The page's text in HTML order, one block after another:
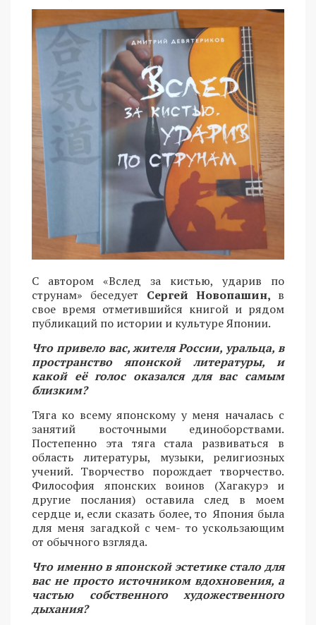
С автором «Вслед за кистью, ударив по
струнам» беседует Сергей Новопашин, в
свое время отметившийся книгой и рядом
публикаций по истории и культуре Японии.
Что привело вас, жителя России, уральца, в
пространство японской литературы, и
какой её голос оказался для вас самым
близким?
Тяга ко всему японскому у меня началась с
занятий восточными единоборствами.
Постепенно эта тяга стала развиваться в
область литературы, музыки, религиозных
учений. Творчество порождает творчество.
Философия японских воинов (Хагакурэ и
другие послания) оставила след в моем
сердце и, если сказать более, то Япония была
для меня загадкой с чем- то ускользающим
от обычного взгляда.
Что именно в японской эстетике стало для
вас не просто источником вдохновения, а
частью собственного художественного
дыхания?